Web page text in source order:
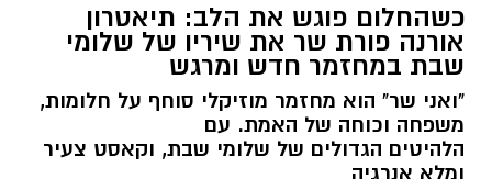
מעניק לילדים כלים
להתמודד עם מעברי שינויים ופרידות
ילדות וילדים רבים זקוקים לעוגנים של ביטחון
ושגרה. מעבר דירה, החלפת גן או בית ספר
כשהחלום פוגש את הלב: תיאטרון
אורנה פורת שר את שיריו של שלומי
שבת במחזמר חדש ומרגש
"ואני שר" הוא מחזמר מוזיקלי סוחף על חלומות,
משפחה וכוחה של האמת. עם
הלהיטים הגדולים של שלומי שבת, וקאסט צעיר